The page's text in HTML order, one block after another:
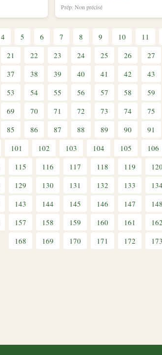
Prép: Non précisé
4 5 6 7 8 9 10 11
21 22 23 24 25 26 27
37 38 39 40 41 42 43
53 54 55 56 57 58 59
69 70 71 72 73 74 75
85 86 87 88 89 90 91
101 102 103 104 105 106
115 116 117 118 119 120
129 130 131 132 133 134
143 144 145 146 147 148
157 158 159 160 161 162
168
169 170 171 172 173